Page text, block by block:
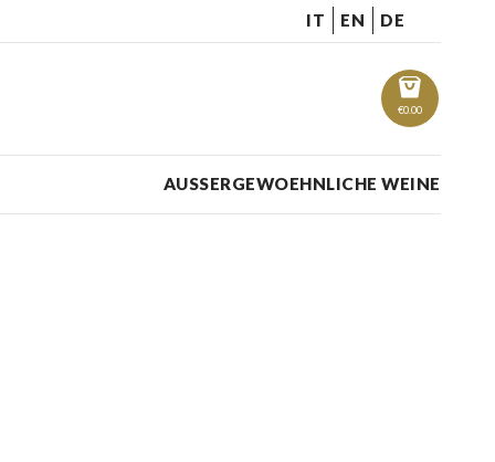
IT EN DE
€0.00
AUSSERGEWOEHNLICHE WEINE